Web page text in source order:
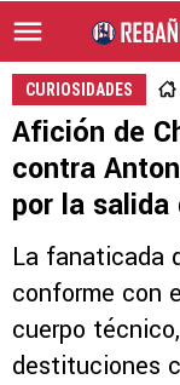
CURIOSIDADES
Afición de
contra
por la salida
La fanaticada
conforme con
cuerpo
destituciones